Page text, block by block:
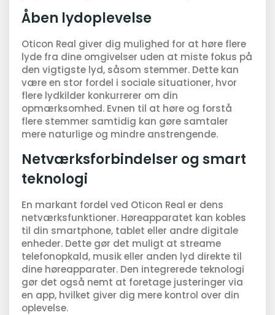
Åben lydoplevelse
Oticon Real giver dig mulighed for at høre flere
lyde fra dine omgivelser uden at miste fokus på
den vigtigste lyd, såsom stemmer. Dette kan
være en stor fordel i sociale situationer, hvor
flere lydkilder konkurrerer om din
opmærksomhed. Evnen til at høre og forstå
flere stemmer samtidig kan gøre samtaler
mere naturlige og mindre anstrengende.
Netværksforbindelser og smart
teknologi
En markant fordel ved Oticon Real er dens
netværksfunktioner. Høreapparatet kan kobles
til din smartphone, tablet eller andre digitale
enheder. Dette gør det muligt at streame
telefonopkald, musik eller anden lyd direkte til
dine høreapparater. Den integrerede teknologi
gør det også nemt at foretage justeringer via
en app, hvilket giver dig mere kontrol over din
oplevelse.